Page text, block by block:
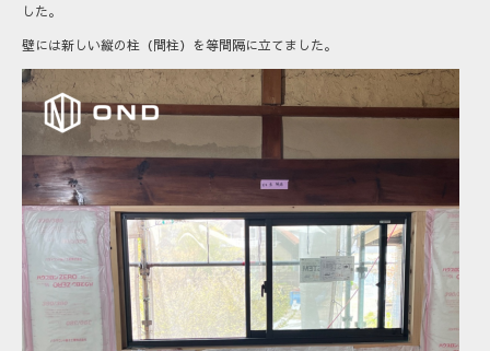
した。
壁には新しい縦の柱（間柱）を等間隔に立てました。